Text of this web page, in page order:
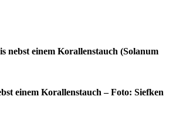
nebst einem Korallenstauch (Solanum
einem Korallenstauch – Foto: Siefken